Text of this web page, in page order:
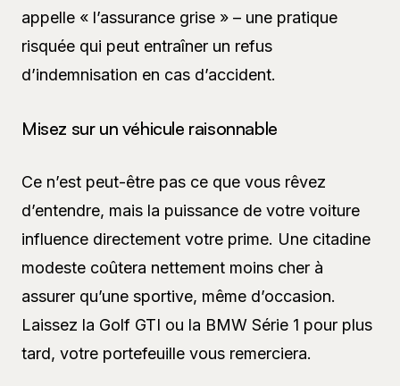
appelle « l’assurance grise » – une pratique
risquée qui peut entraîner un refus
d’indemnisation en cas d’accident.
Misez sur un véhicule raisonnable
Ce n’est peut-être pas ce que vous rêvez
d’entendre, mais la puissance de votre voiture
influence directement votre prime. Une citadine
modeste coûtera nettement moins cher à
assurer qu’une sportive, même d’occasion.
Laissez la Golf GTI ou la BMW Série 1 pour plus
tard, votre portefeuille vous remerciera.